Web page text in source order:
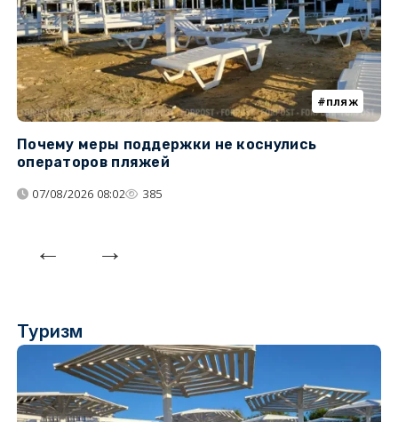
пляж
Почему меры поддержки не коснулись
операторов пляжей
07/08/2026 08:02 385
Туризм